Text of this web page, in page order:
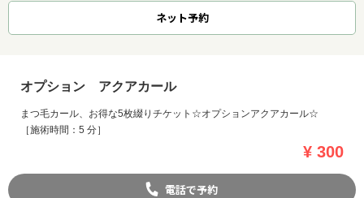
ネット予約
オプション アクアカール
まつ毛カール、お得な5枚綴りチケット☆オプションアクアカール☆
［施術時間：5 分］
¥ 300
電話で予約